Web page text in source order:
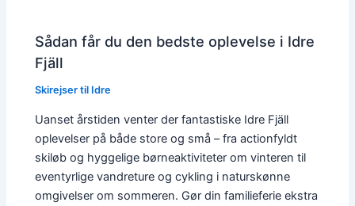
Sådan får du den bedste oplevelse i Idre
Fjäll
Skirejser til Idre
Uanset årstiden venter der fantastiske Idre Fjäll
oplevelser på både store og små – fra actionfyldt
skiløb og hyggelige børneaktiviteter om vinteren til
eventyrlige vandreture og cykling i naturskønne
omgivelser om sommeren. Gør din familieferie ekstra